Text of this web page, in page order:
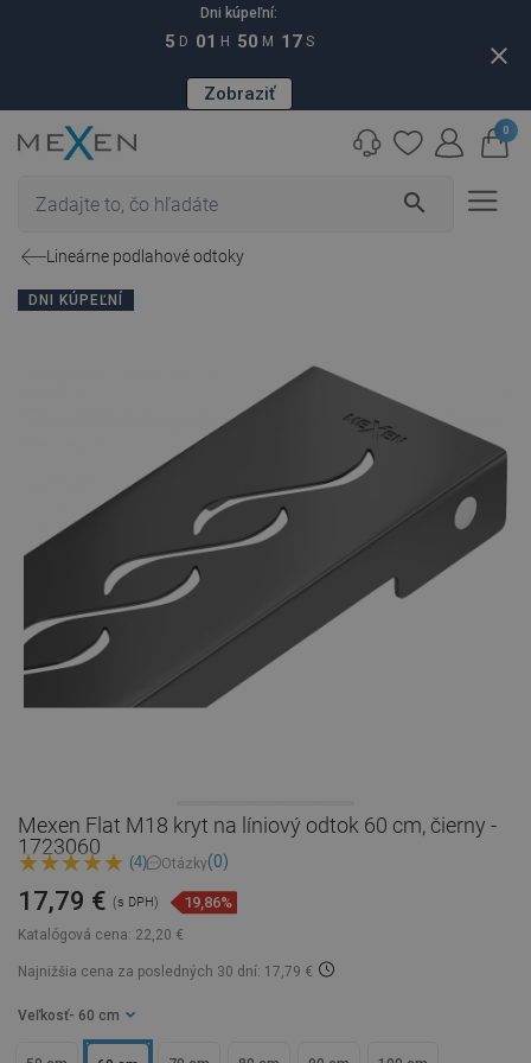
Dni kúpeľní:
5 D 01 H 50 M 16 S
Zobraziť
close
search
0
Lineárne podlahové odtoky
DNI KÚPEĽNÍ
Mexen Flat M18 kryt na líniový odtok 60 cm, čierny -
1723060
(4) Otázky(0)
Katalógová cena: 22,20 €
17,79 € (s DPH) 19,86%
Najnižšia cena za posledných 30 dní: 17,79 €
Veľkosť - 60 cm